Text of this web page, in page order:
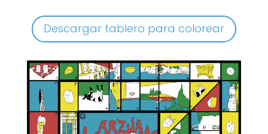
Descargar tablero para colorear